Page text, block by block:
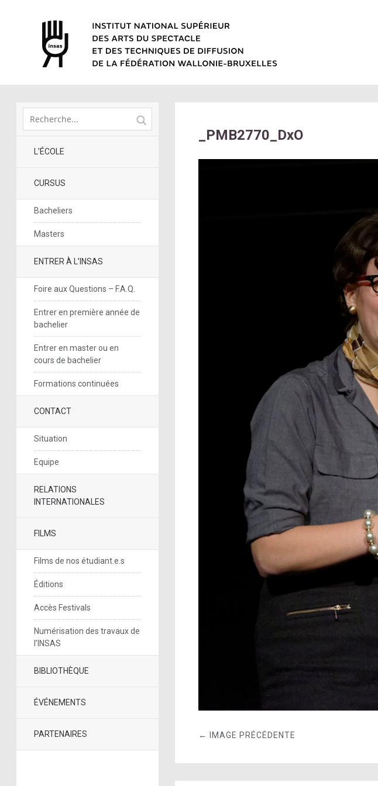
L’ÉCOLE
CURSUS
Bacheliers
Masters
ENTRER À L’INSAS
Foire aux Questions – F.A.Q.
Entrer en première année de
bachelier
Entrer en master ou en
cours de bachelier
Formations continuées
CONTACT
Situation
Equipe
RELATIONS
INTERNATIONALES
FILMS
Films de nos étudiant.e.s
Éditions
Accès Festivals
Numérisation des travaux de
l’INSAS
BIBLIOTHÈQUE
ÉVÉNEMENTS
PARTENAIRES
_PMB2770_DxO
← IMAGE PRÉCÉDENTE